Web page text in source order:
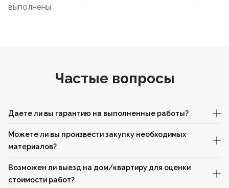
выполнены.
Частые вопросы
Даете ли вы гарантию на выполненные работы?
Можете ли вы произвести закупку необходимых
материалов?
Возможен ли выезд на дом/квартиру для оценки
стоимости работ?